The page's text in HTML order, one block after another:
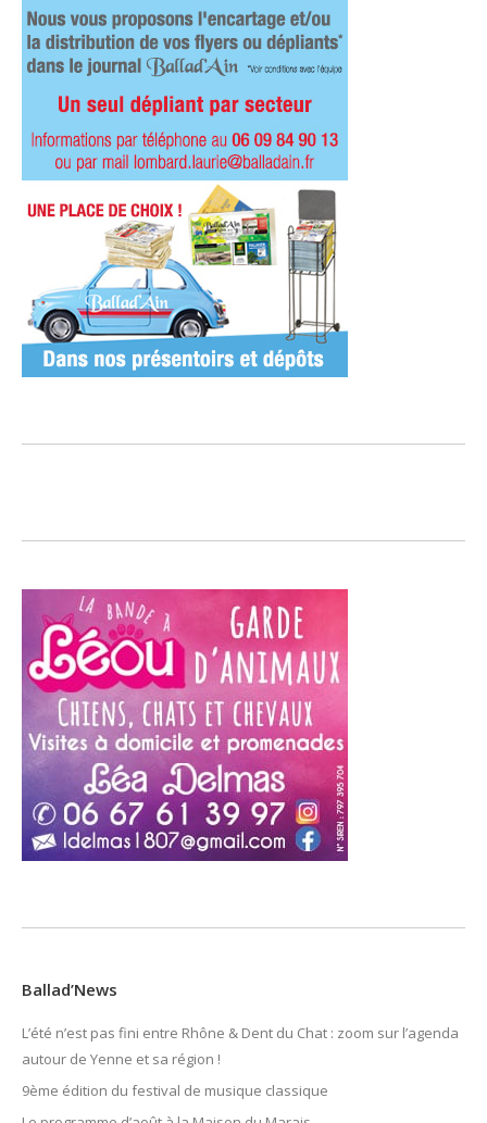
Ballad’News
L’été n’est pas fini entre Rhône & Dent du Chat : zoom sur l’agenda
autour de Yenne et sa région !
9ème édition du festival de musique classique